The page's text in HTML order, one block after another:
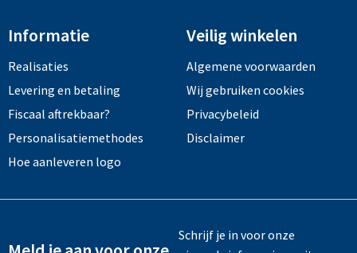
Informatie
Realisaties
Levering en betaling
Fiscaal aftrekbaar?
Personalisatiemethodes
Hoe aanleveren logo
Veilig winkelen
Algemene voorwaarden
Wij gebruiken cookies
Privacybeleid
Disclaimer
Schrijf je in voor onze